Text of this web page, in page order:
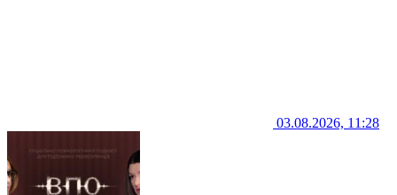
03.08.2026, 11:28